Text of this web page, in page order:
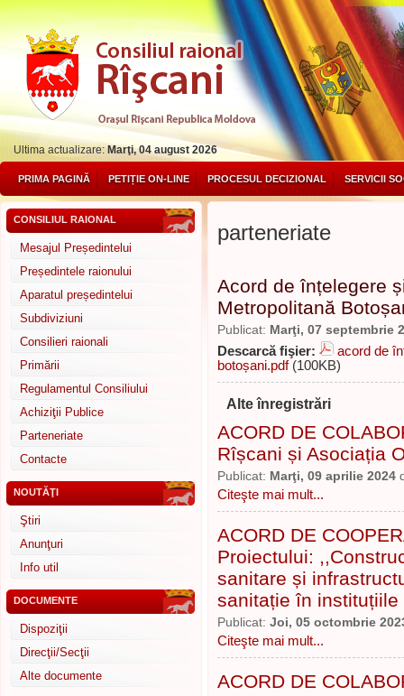
Ultima actualizare:Marţi, 04 august 2026
PRIMA PAGINĂ PETIȚIE ON-LINE PROCESUL DECIZIONAL SERVICII
CONSILIUL RAIONAL
Mesajul Președintelui
Președintele raionului
Aparatul președintelui
Subdiviziuni
Consilieri raionali
Primării
Regulamentul Consiliului
Achiziţii Publice
Parteneriate
Contacte
NOUTĂŢI
Ştiri
Anunţuri
Info util
DOCUMENTE
Dispoziţii
Direcţii/Secţii
Alte documente
parteneriate
Acord de înțelegere
Metropolitană
Publicat: Marţi, 07 septembrie
Descarcă fişier:
acord de
botoșani.pdf(100KB)
Alte înregistrări
ACORD DE
Rîșcani și Asociația
Publicat: Marţi, 09 aprilie 2024
Citeşte mai mult...
ACORD DE
Proiectului:
sanitare și
sanitație în instituțiile
Publicat: Joi, 05 octombrie
Citeşte mai mult...
ACORD DE